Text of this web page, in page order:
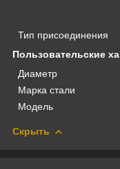
Тип присоединения
Пользовательские
Диаметр
Марка стали
Модель
Скрыть